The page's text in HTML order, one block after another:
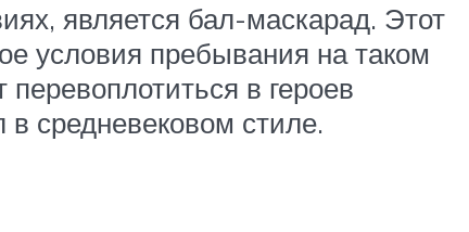
является бал-маскарад. Этот
условия пребывания на таком
в героев
средневековом стиле.